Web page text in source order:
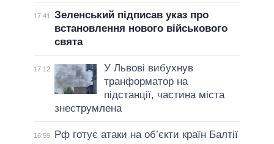
17:41
Зеленський підписав указ про
встановлення нового військового
свята
17:12
У Львові вибухнув
транформатор на
підстанції, частина міста
знеструмлена
16:59
Рф готує атаки на об’єкти країн Балтії